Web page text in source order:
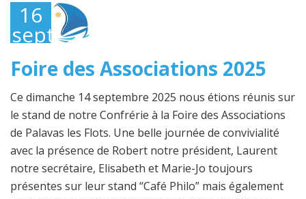
16
septembre
2025
Foire des Associations 2025
Ce dimanche 14 septembre 2025 nous étions réunis sur
le stand de notre Confrérie à la Foire des Associations
de Palavas les Flots. Une belle journée de convivialité
avec la présence de Robert notre président, Laurent
notre secrétaire, Elisabeth et Marie-Jo toujours
présentes sur leur stand “Café Philo” mais également